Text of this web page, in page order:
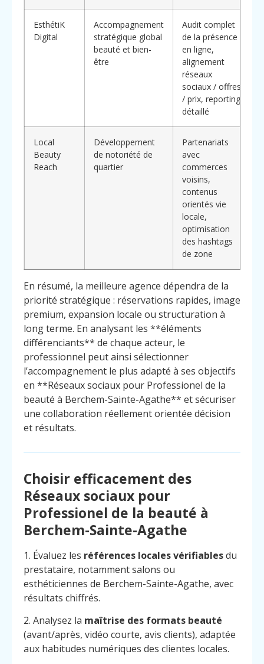
EsthétiK
Digital
Accompagnement
stratégique global
beauté et bien-
être
Audit complet
de la présence
en ligne,
alignement
réseaux
sociaux / offres
/ prix, reporting
détaillé
Local
Beauty
Reach
Développement
de notoriété de
quartier
Partenariats
avec
commerces
voisins,
contenus
orientés vie
locale,
optimisation
des hashtags
de zone
En résumé, la meilleure agence dépendra de la
priorité stratégique : réservations rapides, image
premium, expansion locale ou structuration à
long terme. En analysant les **éléments
différenciants** de chaque acteur, le
professionnel peut ainsi sélectionner
l’accompagnement le plus adapté à ses objectifs
en **Réseaux sociaux pour Professionel de la
beauté à Berchem-Sainte-Agathe** et sécuriser
une collaboration réellement orientée décision
et résultats.
Choisir efficacement des
Réseaux sociaux pour
Professionel de la beauté à
Berchem-Sainte-Agathe
1. Évaluez les références locales vérifiablesdu
prestataire, notamment salons ou
esthéticiennes de Berchem-Sainte-Agathe, avec
résultats chiffrés.
2. Analysez la maîtrise des formats beauté
(avant/après, vidéo courte, avis clients), adaptée
aux habitudes numériques des clientes locales.